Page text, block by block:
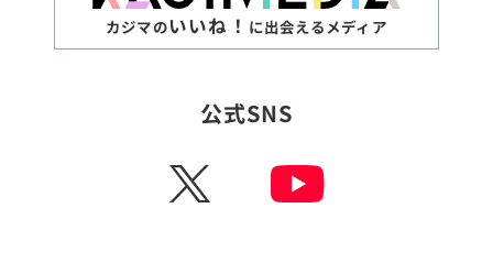
カジマのいいね！ に出会えるメディア
公式SNS
X